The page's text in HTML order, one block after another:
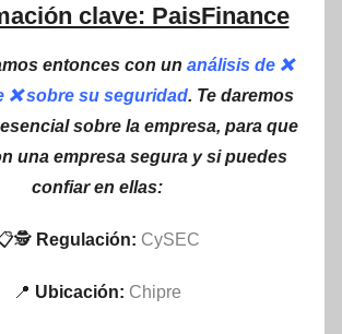
clave: PaisFinance
entonces con un análisis de ❌
❌ sobre su seguridad. Te daremos
sobre la empresa, para que
una empresa segura y si puedes
confiar en ellas:
Regulación: CySEC
📍 Ubicación: Chipre